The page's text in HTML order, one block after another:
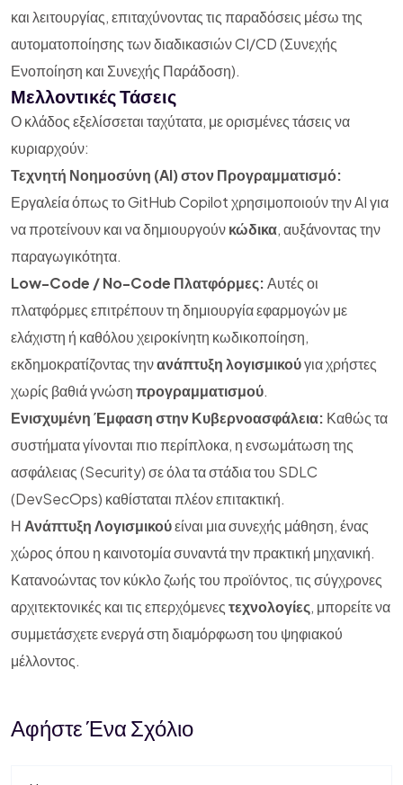
και λειτουργίας, επιταχύνοντας τις παραδόσεις μέσω της
αυτοματοποίησης των διαδικασιών CI/CD (Συνεχής
Ενοποίηση και Συνεχής Παράδοση).
Μελλοντικές Τάσεις
Ο κλάδος εξελίσσεται ταχύτατα, με ορισμένες τάσεις να
κυριαρχούν:
Τεχνητή Νοημοσύνη (AI) στον Προγραμματισμό:
Εργαλεία όπως το GitHub Copilot χρησιμοποιούν την AI για
να προτείνουν και να δημιουργούνκώδικα, αυξάνοντας την
παραγωγικότητα.
Low-Code / No-Code Πλατφόρμες:Αυτές οι
πλατφόρμες επιτρέπουν τη δημιουργία εφαρμογών με
ελάχιστη ή καθόλου χειροκίνητη κωδικοποίηση,
εκδημοκρατίζοντας τηνανάπτυξη λογισμικούγια χρήστες
χωρίς βαθιά γνώσηπρογραμματισμού.
Ενισχυμένη Έμφαση στην Κυβερνοασφάλεια: Καθώς τα
συστήματα γίνονται πιο περίπλοκα, η ενσωμάτωση της
ασφάλειας (Security) σε όλα τα στάδια του SDLC
(DevSecOps) καθίσταται πλέον επιτακτική.
Η Ανάπτυξη Λογισμικούείναι μια συνεχής μάθηση, ένας
χώρος όπου η καινοτομία συναντά την πρακτική μηχανική.
Κατανοώντας τον κύκλο ζωής του προϊόντος, τις σύγχρονες
αρχιτεκτονικές και τις επερχόμενεςτεχνολογίες, μπορείτε να
συμμετάσχετε ενεργά στη διαμόρφωση του ψηφιακού
μέλλοντος.
Αφήστε Ένα Σχόλιο